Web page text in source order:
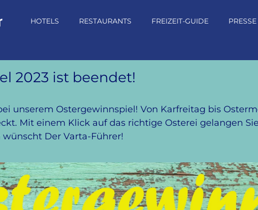
HOTELS RESTAURANTS FREIZEIT-GUIDE PRESSE
2023 ist beendet!
unserem Ostergewinnspiel! Von Karfreitag bis
Mit einem Klick auf das richtige Osterei gelangen
Der Varta-Führer!